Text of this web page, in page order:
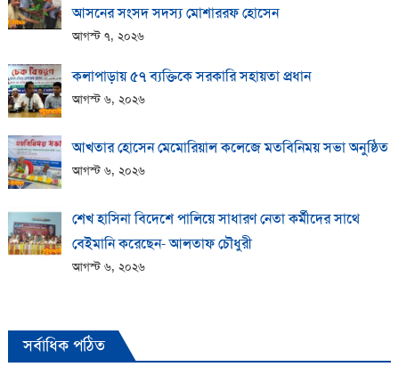
আসনের সংসদ সদস্য মোশাররফ হোসেন
আগস্ট ৭, ২০২৬
কলাপাড়ায় ​৫৭ ব্যক্তিকে সরকারি সহায়তা প্রধান
আগস্ট ৬, ২০২৬
আখতার হোসেন মেমোরিয়াল কলেজে মতবিনিময় সভা অনুষ্ঠিত
আগস্ট ৬, ২০২৬
শেখ হাসিনা বিদেশে পালিয়ে সাধারণ নেতা কর্মীদের সাথে
বেইমানি করেছেন- আলতাফ চৌধুরী
আগস্ট ৬, ২০২৬
সর্বাধিক পঠিত